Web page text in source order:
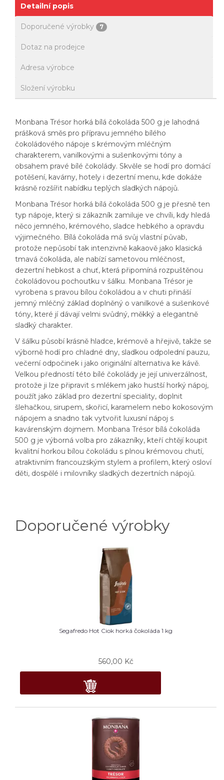
Detailní popis
Doporučené výrobky 7
Dotaz na prodejce
Adresa výrobce
Složení výrobku
Monbana Trésor horká bílá čokoláda 500 g je lahodná
prášková směs pro přípravu jemného bílého
čokoládového nápoje s krémovým mléčným
charakterem, vanilkovými a sušenkovými tóny a
obsahem pravé bílé čokolády. Skvěle se hodí pro domácí
potěšení, kavárny, hotely i dezertní menu, kde dokáže
krásně rozšířit nabídku teplých sladkých nápojů.
Monbana Trésor horká bílá čokoláda 500 g je přesně ten
typ nápoje, který si zákazník zamiluje ve chvíli, kdy hledá
něco jemného, krémového, sladce hebkého a opravdu
výjimečného. Bílá čokoláda má svůj vlastní půvab,
protože nepůsobí tak intenzivně kakaově jako klasická
tmavá čokoláda, ale nabízí sametovou mléčnost,
dezertní hebkost a chuť, která připomíná rozpuštěnou
čokoládovou pochoutku v šálku. Monbana Trésor je
vyrobena s pravou bílou čokoládou a v chuti přináší
jemný mléčný základ doplněný o vanilkové a sušenkové
tóny, které jí dávají velmi svůdný, měkký a elegantně
sladký charakter.
V šálku působí krásně hladce, krémově a hřejivě, takže se
výborně hodí pro chladné dny, sladkou odpolední pauzu,
večerní odpočinek i jako originální alternativa ke kávě.
Velkou předností této bílé čokolády je její univerzálnost,
protože ji lze připravit s mlékem jako hustší horký nápoj,
použít jako základ pro dezertní speciality, doplnit
šlehačkou, sirupem, skořicí, karamelem nebo kokosovým
nápojem a snadno tak vytvořit luxusní nápoj s
kavárenským dojmem. Monbana Trésor bílá čokoláda
500 g je výborná volba pro zákazníky, kteří chtějí koupit
kvalitní horkou bílou čokoládu s plnou krémovou chutí,
atraktivním francouzským stylem a profilem, který osloví
děti, dospělé i milovníky sladkých dezertních nápojů.
Doporučené výrobky
Segafredo Hot Ciok horká čokoláda 1 kg
560,00 Kč